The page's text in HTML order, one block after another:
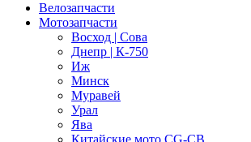
Велозапчасти
Мотозапчасти
Восход | Сова
Днепр | К-750
Иж
Минск
Муравей
Урал
Ява
Китайские мото CG-CB